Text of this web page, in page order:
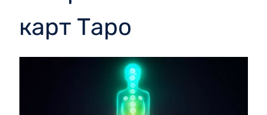
карт Таро